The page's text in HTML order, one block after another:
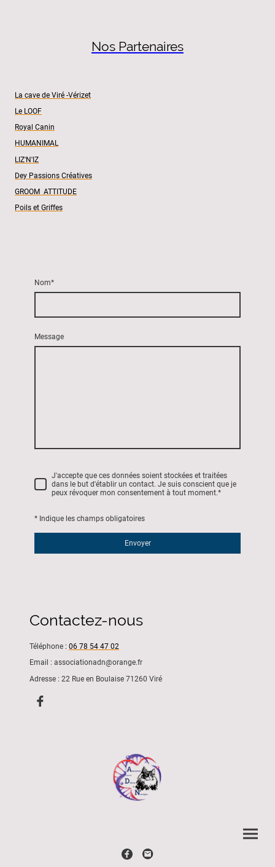
Nos Partenaires
La cave de Viré -Vérizet
Le LOOF
Royal Canin
HUMANIMAL
LIZ'N'IZ
Dey Passions Créatives
GROOM ATTITUDE
Poils et Griffes
Nom*
Message
J'accepte que ces données soient stockées et traitées
dans le but d'établir un contact. Je suis conscient que je
peux révoquer mon consentement à tout moment.*
* Indique les champs obligatoires
Envoyer
Contactez-nous
Téléphone : 06 78 54 47 02
Email : associationadn@orange.fr
Adresse : 22 Rue en Boulaise 71260 Viré